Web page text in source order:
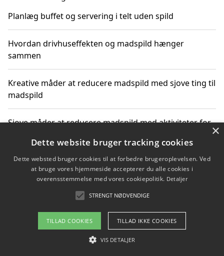
Planlæg buffet og servering i telt uden spild
Hvordan drivhuseffekten og madspild hænger
sammen
Kreative måder at reducere madspild med sjove ting til
madspild
Sjove måder at reducere madspild med aktiviteter for
Hvor finder jeg nemme måltidskasser i Vejle
Om / kontakt
Blog Betingelser
×
Dette website bruger tracking cookies
Dette websted bruger cookies til at forbedre brugeroplevelsen. Ved
at bruge vores hjemmeside accepterer du alle cookies i
overensstemmelse med vores cookiepolitik. Detaljer
STRENGT NØDVENDIGE
TILLAD COOKIES TILLAD IKKE COOKIES
VIS DETALJER